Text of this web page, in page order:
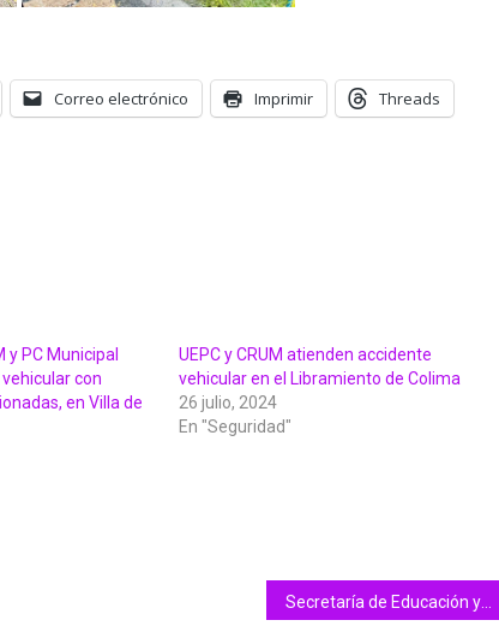
Correo electrónico Imprimir Threads
y PC Municipal
con
en Villa de
UEPC y CRUM atienden accidente
vehicular en el Libramiento de Colima
26 julio, 2024
En "Seguridad"
Secretaría de Educación y Cultura realiza ceremonia cívica mensual